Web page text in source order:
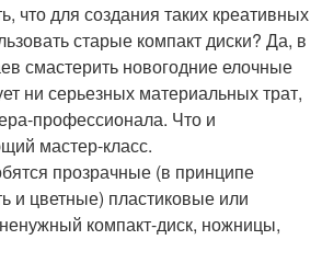
что для создания таких креативных
старые компакт диски? Да, в
смастерить новогодние елочные
ни серьезных материальных трат,
профессионала. Что и
мастер-класс.
прозрачные (в принципе
и цветные) пластиковые или
компакт-диск, ножницы,